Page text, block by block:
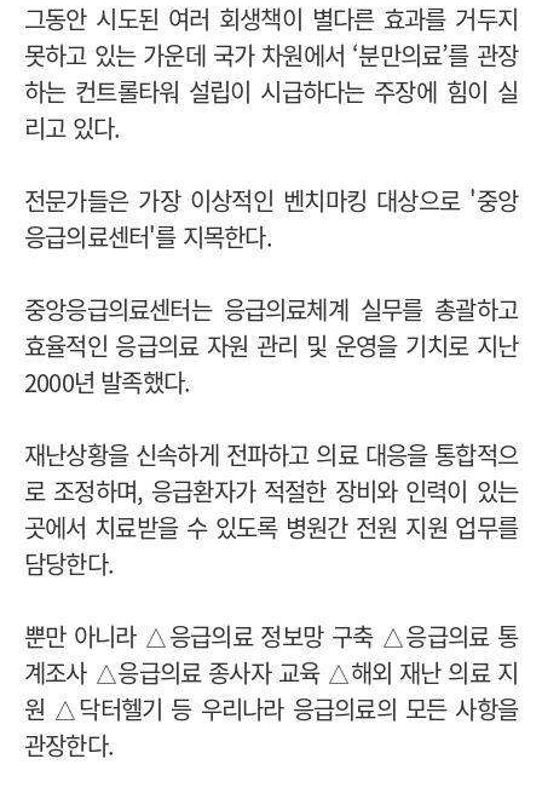
그동안 시도된 여러 회생책이 별다른 효과를 거두지
못하고 있는 가운데 국가 차원에서 ‘분만의료’를 관장
하는 컨트롤타워 설립이 시급하다는 주장에 힘이 실
리고 있다.
전문가들은 가장 이상적인 벤치마킹 대상으로 '중앙
응급의료센터'를 지목한다.
중앙응급의료센터는 응급의료체계 실무를 총괄하고
효율적인 응급의료 자원 관리 및 운영을 기치로 지난
2000년 발족했다.
재난상황을 신속하게 전파하고 의료 대응을 통합적으
로 조정하며, 응급환자가 적절한 장비와 인력이 있는
곳에서 치료받을 수 있도록 병원간 전원 지원 업무를
담당한다.
뿐만 아니라 △응급의료 정보망 구축 △응급의료 통
계조사 △응급의료 종사자 교육 △해외 재난 의료 지
원 △닥터헬기 등 우리나라 응급의료의 모든 사항을
관장한다.